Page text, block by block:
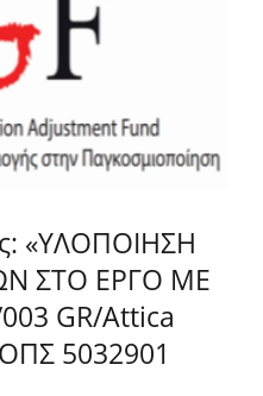
«ΥΛΟΠΟΙΗΣΗ
ΣΤΟ ΕΡΓΟ ΜΕ
GR/Attica
5032901